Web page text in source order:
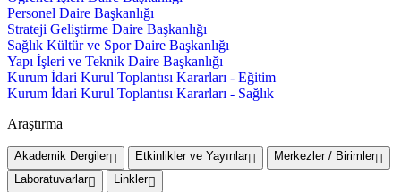
Personel Daire Başkanlığı
Strateji Geliştirme Daire Başkanlığı
Sağlık Kültür ve Spor Daire Başkanlığı
Yapı İşleri ve Teknik Daire Başkanlığı
Kurum İdari Kurul Toplantısı Kararları - Eğitim
Kurum İdari Kurul Toplantısı Kararları - Sağlık
Araştırma
Akademik Dergiler Etkinlikler ve Yayınlar
Merkezler / Birimler
Laboratuvarlar
Linkler